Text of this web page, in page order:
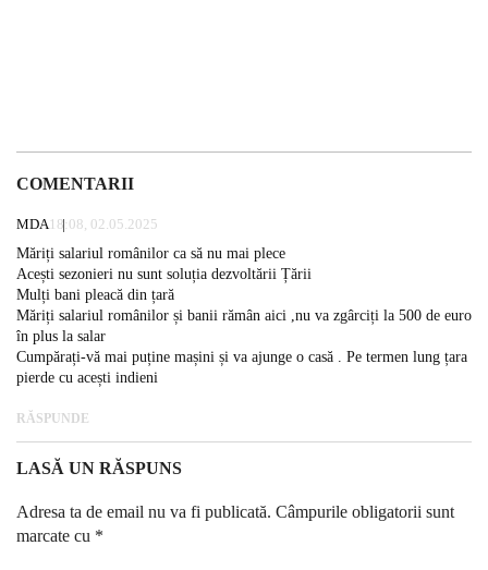
COMENTARII
MDA 18:08, 02.05.2025
Măriți salariul românilor ca să nu mai plece
Acești sezonieri nu sunt soluția dezvoltării Țării
Mulți bani pleacă din țară
Măriți salariul românilor și banii rămân aici ,nu va zgârciți la 500 de euro
în plus la salar
Cumpărați-vă mai puține mașini și va ajunge o casă . Pe termen lung țara
pierde cu acești indieni
RĂSPUNDE
LASĂ UN RĂSPUNS
Adresa ta de email nu va fi publicată. Câmpurile obligatorii sunt
marcate cu *